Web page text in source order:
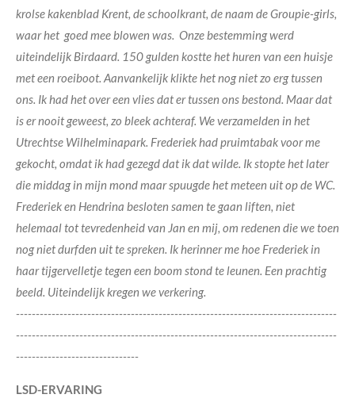
krolse kakenblad Krent, de schoolkrant, de naam de Groupie-girls,
waar het goed mee blowen was. Onze bestemming werd
uiteindelijk Birdaard. 150 gulden kostte het huren van een huisje
met een roeiboot. Aanvankelijk klikte het nog niet zo erg tussen
ons. Ik had het over een vlies dat er tussen ons bestond. Maar dat
is er nooit geweest, zo bleek achteraf. We verzamelden in het
Utrechtse Wilhelminapark. Frederiek had pruimtabak voor me
gekocht, omdat ik had gezegd dat ik dat wilde. Ik stopte het later
die middag in mijn mond maar spuugde het meteen uit op de WC.
Frederiek en Hendrina besloten samen te gaan liften, niet
helemaal tot tevredenheid van Jan en mij, om redenen die we toen
nog niet durfden uit te spreken. Ik herinner me hoe Frederiek in
haar tijgervelletje tegen een boom stond te leunen. Een prachtig
beeld. Uiteindelijk kregen we verkering.
---------------------------------------------------------------------------------
---------------------------------------------------------------------------------
-------------------------------
LSD-ERVARING